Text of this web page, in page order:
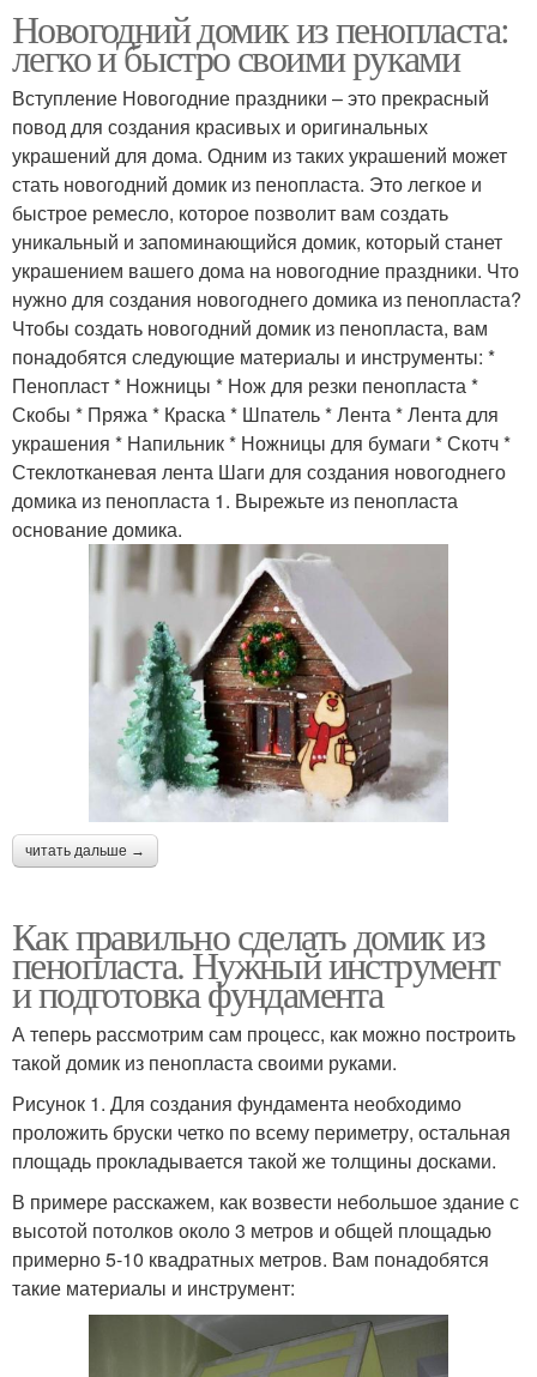
Новогодний домик из пенопласта:
легко и быстро своими руками
Вступление Новогодние праздники – это прекрасный
повод для создания красивых и оригинальных
украшений для дома. Одним из таких украшений может
стать новогодний домик из пенопласта. Это легкое и
быстрое ремесло, которое позволит вам создать
уникальный и запоминающийся домик, который станет
украшением вашего дома на новогодние праздники. Что
нужно для создания новогоднего домика из пенопласта?
Чтобы создать новогодний домик из пенопласта, вам
понадобятся следующие материалы и инструменты: *
Пенопласт * Ножницы * Нож для резки пенопласта *
Скобы * Пряжа * Краска * Шпатель * Лента * Лента для
украшения * Напильник * Ножницы для бумаги * Скотч *
Стеклотканевая лента Шаги для создания новогоднего
домика из пенопласта 1. Вырежьте из пенопласта
основание домика.
читать дальше →
Как правильно сделать домик из
пенопласта. Нужный инструмент
и подготовка фундамента
А теперь рассмотрим сам процесс, как можно построить
такой домик из пенопласта своими руками.
Рисунок 1. Для создания фундамента необходимо
проложить бруски четко по всему периметру, остальная
площадь прокладывается такой же толщины досками.
В примере расскажем, как возвести небольшое здание с
высотой потолков около 3 метров и общей площадью
примерно 5-10 квадратных метров. Вам понадобятся
такие материалы и инструмент: